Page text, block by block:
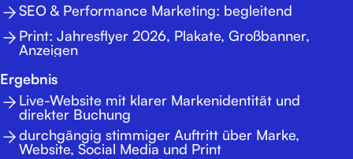
SEO & Performance Marketing: begleitend
Print: Jahresflyer 2026, Plakate, Großbanner,
Anzeigen
Ergebnis
Live-Website mit klarer Markenidentität und
direkter Buchung
durchgängig stimmiger Auftritt über Marke,
Website, Social Media und Print